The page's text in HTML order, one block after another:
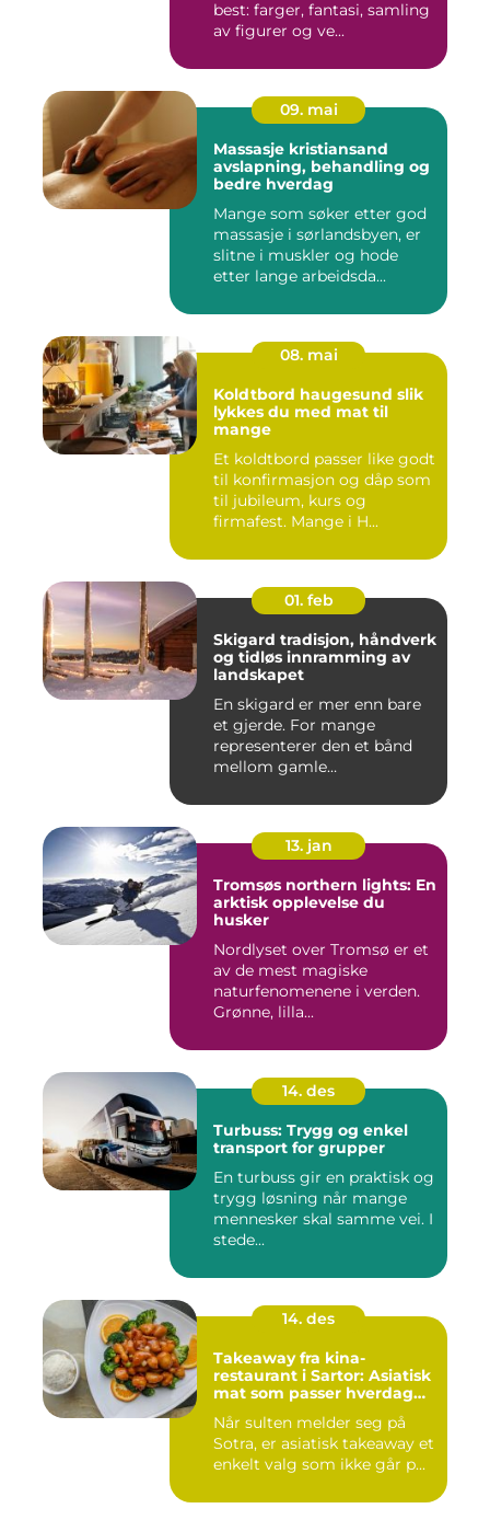
best: farger, fantasi, samling
av figurer og ve...
09. mai
Massasje kristiansand
avslapning, behandling og
bedre hverdag
Mange som søker etter god
massasje i sørlandsbyen, er
slitne i muskler og hode
etter lange arbeidsda...
08. mai
Koldtbord haugesund slik
lykkes du med mat til
mange
Et koldtbord passer like godt
til konfirmasjon og dåp som
til jubileum, kurs og
firmafest. Mange i H...
01. feb
Skigard tradisjon, håndverk
og tidløs innramming av
landskapet
En skigard er mer enn bare
et gjerde. For mange
representerer den et bånd
mellom gamle
13. jan
Tromsøs northern lights: En
arktisk opplevelse du
husker
Nordlyset over Tromsø er et
av de mest magiske
naturfenomenene i verden.
Grønne, lilla...
14. des
Turbuss: Trygg og enkel
transport for grupper
En turbuss gir en praktisk og
trygg løsning når mange
mennesker skal samme vei. I
stede...
14. des
Takeaway fra kina-
restaurant i Sartor: Asiatisk
mat som passer hverdag
Når sulten melder seg på
Sotra, er asiatisk takeaway et
enkelt valg som ikke går p...